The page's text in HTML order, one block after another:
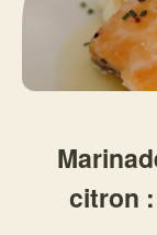
citron